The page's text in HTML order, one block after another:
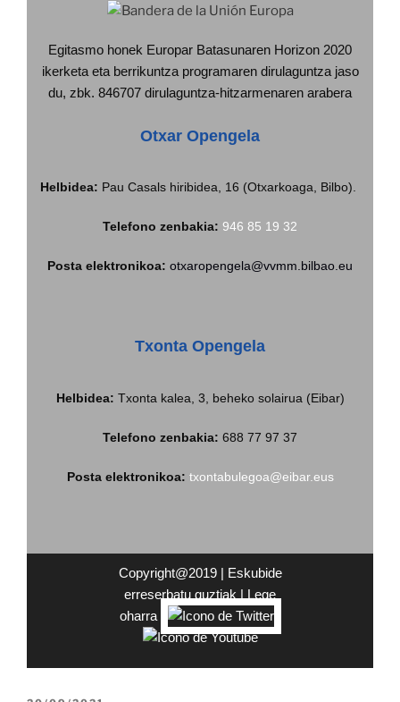
Egitasmo honek Europar Batasunaren Horizon 2020
ikerketa eta berrikuntza programaren dirulaguntza jaso
du, zbk. 846707 dirulaguntza-hitzarmenaren arabera
Otxar Opengela
Helbidea: Pau Casals hiribidea, 16 (Otxarkoaga, Bilbo).
Telefono zenbakia: 946 85 19 32
Posta elektronikoa: otxaropengela@vvmm.bilbao.eu
Txonta Opengela
Helbidea: Txonta kalea, 3, beheko solairua (Eibar)
Telefono zenbakia: 688 77 97 37
Posta elektronikoa: txontabulegoa@eibar.eus
Copyright@2019 | Eskubide
erreserbatu guztiak | Lege
oharra|